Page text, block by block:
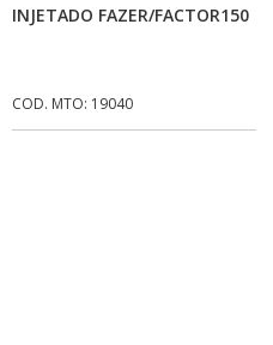
INJETADO FAZER/FACTOR150
COD. MTO: 19040